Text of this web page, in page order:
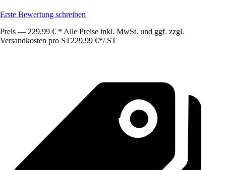
Erste Bewertung schreiben
Preis — 229,99 € * Alle Preise inkl. MwSt. und ggf. zzgl.
Versandkosten pro ST229,99 €*/ ST